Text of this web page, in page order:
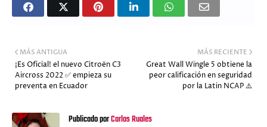
MÁS RECIENTE
Great Wall Wingle 5 obtiene la
peor calificación en seguridad
por la Latin NCAP ⚠️
MÁS ANTIGUA
¡Es Oficial! el nuevo Citroën C3
Aircross 2022 ✅ empieza su
preventa en Ecuador
Publicado porCarlos Ruales